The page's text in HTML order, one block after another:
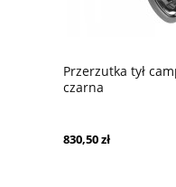
Przerzutka tył
czarna
830,50 zł